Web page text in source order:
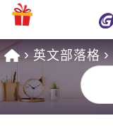
課程總覽
英文部落格